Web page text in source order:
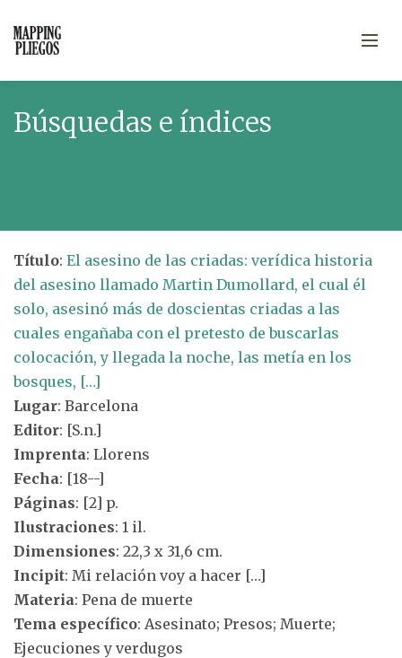
Búsquedas e índices
Título: El asesino de las criadas: verídica historia
del asesino llamado Martin Dumollard, el cual él
solo, asesinó más de doscientas criadas a las
cuales engañaba con el pretesto de buscarlas
colocación, y llegada la noche, las metía en los
bosques, […]
Lugar: Barcelona
Editor: [S.n.]
Imprenta: Llorens
Fecha: [18--]
Páginas: [2] p.
Ilustraciones: 1 il.
Dimensiones: 22,3 x 31,6 cm.
Incipit: Mi relación voy a hacer […]
Materia: Pena de muerte
Tema específico: Asesinato; Presos; Muerte;
Ejecuciones y verdugos